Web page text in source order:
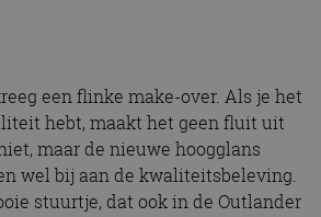
een flinke make-over. Als je het
hebt, maakt het geen fluit uit
maar de nieuwe hoogglans
wel bij aan de kwaliteitsbeleving.
stuurtje, dat ook in de Outlander